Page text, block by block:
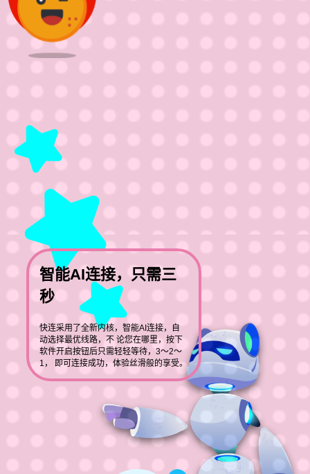
智能AI连接，只需三
秒
快连采用了全新内核，智能AI连接，自
动选择最优线路，不 论您在哪里，按下
软件开启按钮后只需轻轻等待，3～2～
1， 即可连接成功，体验丝滑般的享受。